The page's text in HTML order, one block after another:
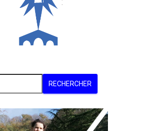
RECHERCHER